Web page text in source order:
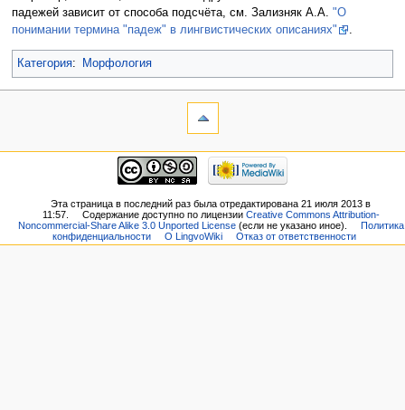
падежей зависит от способа подсчёта, см. Зализняк А.А. "О
понимании термина "падеж" в лингвистических описаниях"
Категория: Морфология
Эта страница в последний раз была отредактирована 21 июля 2013 в
11:57.
Содержание доступно по лицензии Creative Commons Attribution-
Noncommercial-Share Alike 3.0 Unported License(если не указано иное).
Политика
конфиденциальности
О LingvoWiki Отказ от ответственности